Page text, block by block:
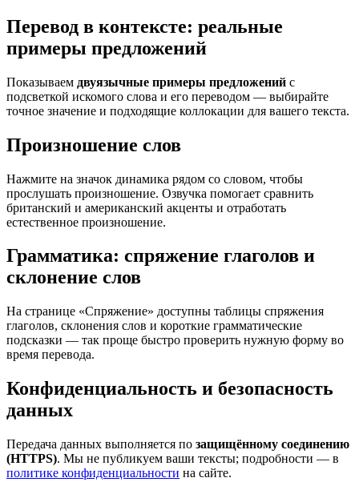
Перевод в контексте: реальные
примеры предложений
Показываем двуязычные примеры предложений с
подсветкой искомого слова и его переводом — выбирайте
точное значение и подходящие коллокации для вашего текста.
Произношение слов
Нажмите на значок динамика рядом со словом, чтобы
прослушать произношение. Озвучка помогает сравнить
британский и американский акценты и отработать
естественное произношение.
Грамматика: спряжение глаголов и
склонение слов
На странице «Спряжение» доступны таблицы спряжения
глаголов, склонения слов и короткие грамматические
подсказки — так проще быстро проверить нужную форму во
время перевода.
Конфиденциальность и безопасность
данных
Передача данных выполняется по защищённому соединению
(HTTPS). Мы не публикуем ваши тексты; подробности — в
политике конфиденциальности на сайте.